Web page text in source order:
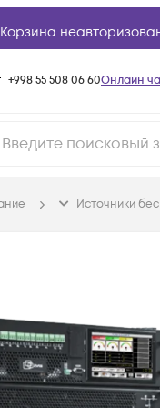
Корзина
+998 55 508 06 60Онлайн
Источники